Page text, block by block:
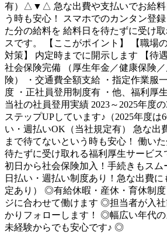
有）△▼△ 急な出費や支払いでお給料
う時も安心！ スマホでのカンタン登
た分の給料を 給料日を待たずに受け
スです。 【ここがポイント】 【職場
対策】 内定時までに開示します 【待
社会保険完備 （厚生年金／健康保険
険） ・交通費全額支給 ・指定作業服
度 ・正社員登用制度有 ・他、福利厚
当社の社員登用実績 2023～2025年度
ステップUPしています♪（2025年度
い・週払いOK（当社規定有） 急な出
まで待てないという時も安心！ 働い
待たずに受け取れる福利厚生サービ
初日から社会保険加入！手続きもス
日払い・週払い制度あり！急な出費
定あり） ◎有給休暇・産休・育休制
ジに合わせて働けます ◎担当者が入
かりフォローします！ ◎幅広い年代
未経験からでも安心です♪ ◎